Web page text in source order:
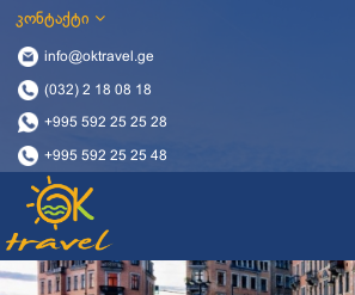
კონტაქტი
info@oktravel.ge
(032) 2 18 08 18
+995 592 25 25 28
+995 592 25 25 48